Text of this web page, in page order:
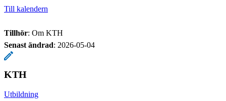
Till kalendern
Tillhör: Om KTH
Senast ändrad: 2026-05-04
KTH
Utbildning